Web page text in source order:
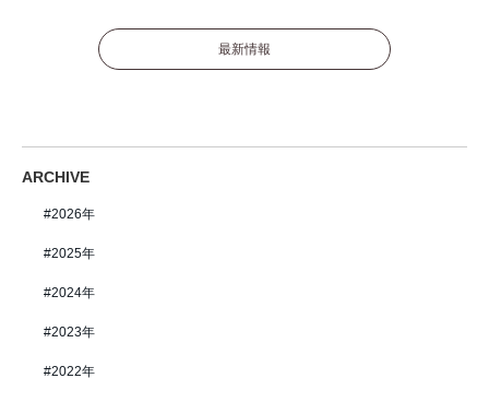
最新情報
ARCHIVE
2026年
2025年
2024年
2023年
2022年